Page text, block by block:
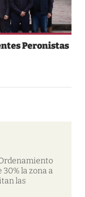
Peronistas
la zona a
las